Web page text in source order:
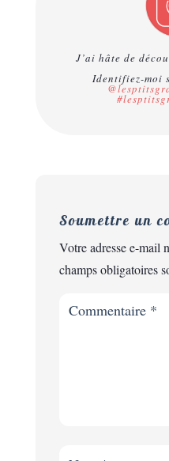
J’ai hâte de
Identifiez-moi
Soumettre un
Votre adresse e-mail
champs obligatoires